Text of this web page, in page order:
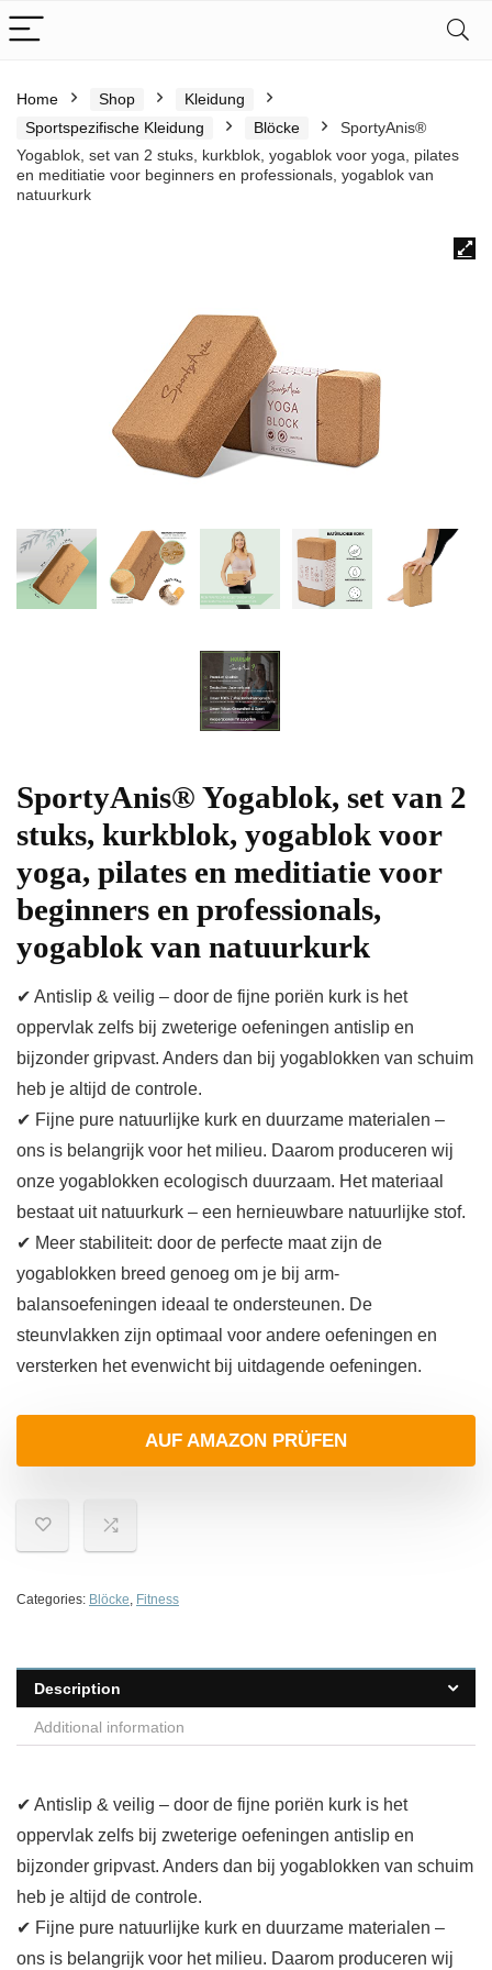
Home Shop
Kleidung
Sportspezifische Kleidung
Blöcke
SportyAnis®
Yogablok, set van 2 stuks, kurkblok, yogablok voor yoga, pilates
en meditiatie voor beginners en professionals, yogablok van
natuurkurk
SportyAnis® Yogablok, set van 2
stuks, kurkblok, yogablok voor
yoga, pilates en meditiatie voor
beginners en professionals,
yogablok van natuurkurk
✔ Antislip & veilig – door de fijne poriën kurk is het
oppervlak zelfs bij zweterige oefeningen antislip en
bijzonder gripvast. Anders dan bij yogablokken van schuim
heb je altijd de controle.
✔ Fijne pure natuurlijke kurk en duurzame materialen –
ons is belangrijk voor het milieu. Daarom produceren wij
onze yogablokken ecologisch duurzaam. Het materiaal
bestaat uit natuurkurk – een hernieuwbare natuurlijke stof.
✔ Meer stabiliteit: door de perfecte maat zijn de
yogablokken breed genoeg om je bij arm-
balansoefeningen ideaal te ondersteunen. De
steunvlakken zijn optimaal voor andere oefeningen en
versterken het evenwicht bij uitdagende oefeningen.
AUF AMAZON PRÜFEN
Categories: Blöcke, Fitness
Description
Additional information
✔ Antislip & veilig – door de fijne poriën kurk is het
oppervlak zelfs bij zweterige oefeningen antislip en
bijzonder gripvast. Anders dan bij yogablokken van schuim
heb je altijd de controle.
✔ Fijne pure natuurlijke kurk en duurzame materialen –
ons is belangrijk voor het milieu. Daarom produceren wij